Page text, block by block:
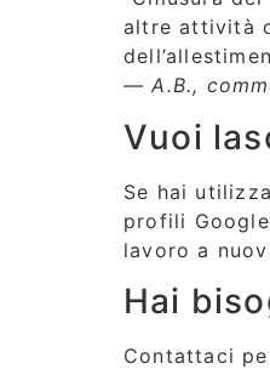
altre attività
— A.B.,
Vuoi
Se hai
profili
lavoro a
Hai
Contattaci